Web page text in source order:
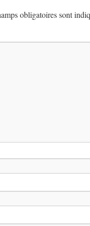
obligatoires sont